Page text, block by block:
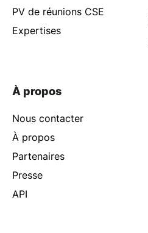
PV de réunions CSE
Expertises
À propos
Nous contacter
À propos
Partenaires
Presse
API